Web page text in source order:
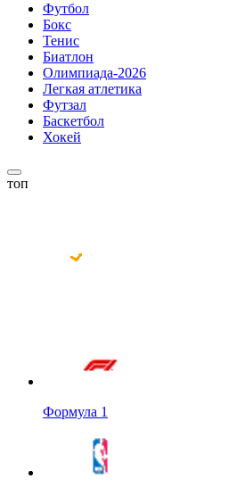
Футбол
Бокс
Тенис
Биатлон
Олимпиада-2026
Легкая атлетика
Футзал
Баскетбол
Хокей
топ
Формула 1